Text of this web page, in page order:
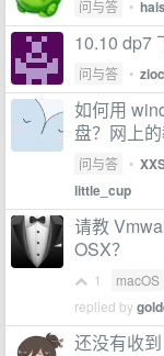
问与答 •
10.10 dp7
问与答 • zioc
如何用
盘？网上
问与答 •
little_cup
请教
OSX？
1 macOS
replied by
还没有收